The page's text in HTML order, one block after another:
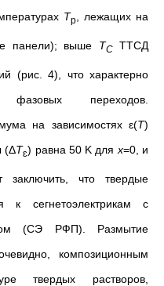
Tp, лежащих на
панели); выше ТCТТСД
(рис. 4), что характерно
фазовых переходов.
на зависимостях ɛ(T)
(ΔTɛ) равна 50 K для x=0, и
заключить, что твердые
к сегнетоэлектрикам с
(СЭ РФП). Размытие
композиционным
твердых растворов,